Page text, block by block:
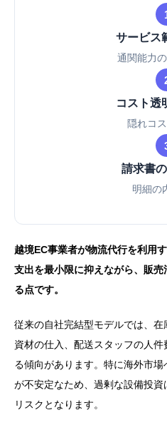
サービス
通関能力
コスト透
隠れコ
請求書
明細の
越境EC事業者が物流代行を利用
支出を最小限に抑えながら、販
る点です。
従来の自社完結型モデルでは、
資材の仕入、配送スタッフの人
る傾向があります。特に海外市
が不安定なため、過剰な設備投
リスクとなります。